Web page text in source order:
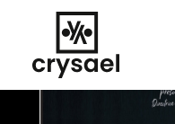
Skip to main content